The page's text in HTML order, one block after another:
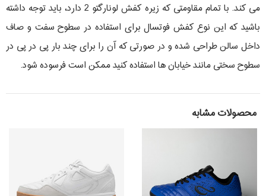
می کند. با تمام مقاومتی که زیره کفش لونارگتو 2 دارد، باید توجه داشته
باشید که این نوع کفش فوتسال برای استفاده در سطوح سفت و صاف
داخل سالن طراحی شده و در صورتی که آن را برای چند بار پی در پی در
سطوح سختی مانند خیابان ها استفاده کنید ممکن است فرسوده شود.
محصولات مشابه